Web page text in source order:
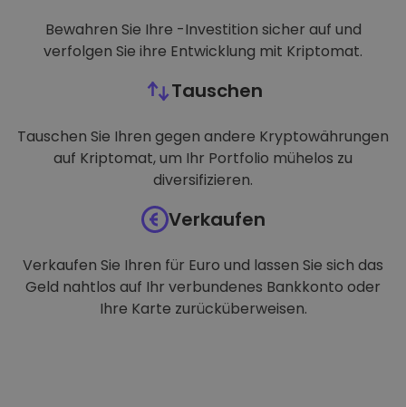
Bewahren Sie Ihre -Investition sicher auf und
verfolgen Sie ihre Entwicklung mit Kriptomat.
Tauschen
Tauschen Sie Ihren gegen andere Kryptowährungen
auf Kriptomat, um Ihr Portfolio mühelos zu
diversifizieren.
Verkaufen
Verkaufen Sie Ihren für Euro und lassen Sie sich das
Geld nahtlos auf Ihr verbundenes Bankkonto oder
Ihre Karte zurücküberweisen.